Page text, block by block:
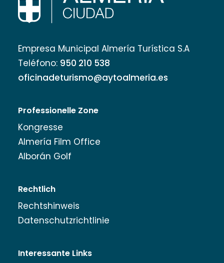
Empresa Municipal Almería Turística S.A
Teléfono: 950 210 538
oficinadeturismo@aytoalmeria.es
Professionelle Zone
Kongresse
Almería Film Office
Alborán Golf
Rechtlich
Rechtshinweis
Datenschutzrichtlinie
Interessante Links